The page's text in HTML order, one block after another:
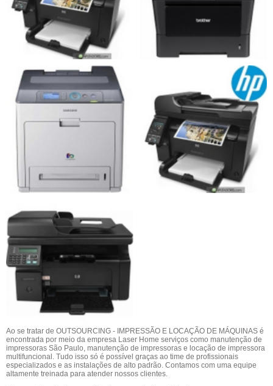
Ao se tratar de OUTSOURCING - IMPRESSÃO E LOCAÇÃO DE MÁQUINAS é
encontrada por meio da empresa Laser Home serviços como manutenção de
impressoras São Paulo, manutenção de impressoras e locação de impressora
multifuncional. Tudo isso só é possível graças ao time de profissionais
especializados e as instalações de alto padrão. Contamos com uma equipe
altamente treinada para atender nossos clientes.